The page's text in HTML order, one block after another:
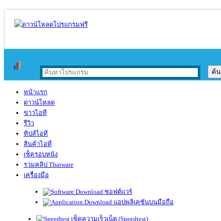
หน้าแรก
ดาวน์โหลด
ข่าวไอที
รีวิว
ทิปส์ไอที
สินค้าไอที
เช็ครอบหนัง
รวมคลิป Thaiware
เครื่องมือ
ซอฟต์แวร์
แอปพลิเคชันบนมือถือ
เช็คความเร็วเน็ต (Speedtest)